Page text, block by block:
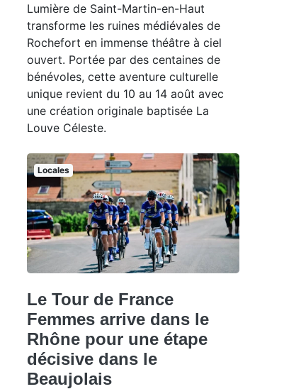
Lumière de Saint-Martin-en-Haut
transforme les ruines médiévales de
Rochefort en immense théâtre à ciel
ouvert. Portée par des centaines de
bénévoles, cette aventure culturelle
unique revient du 10 au 14 août avec
une création originale baptisée La
Louve Céleste.
Locales
Le Tour de France
Femmes arrive dans le
Rhône pour une étape
décisive dans le
Beaujolais